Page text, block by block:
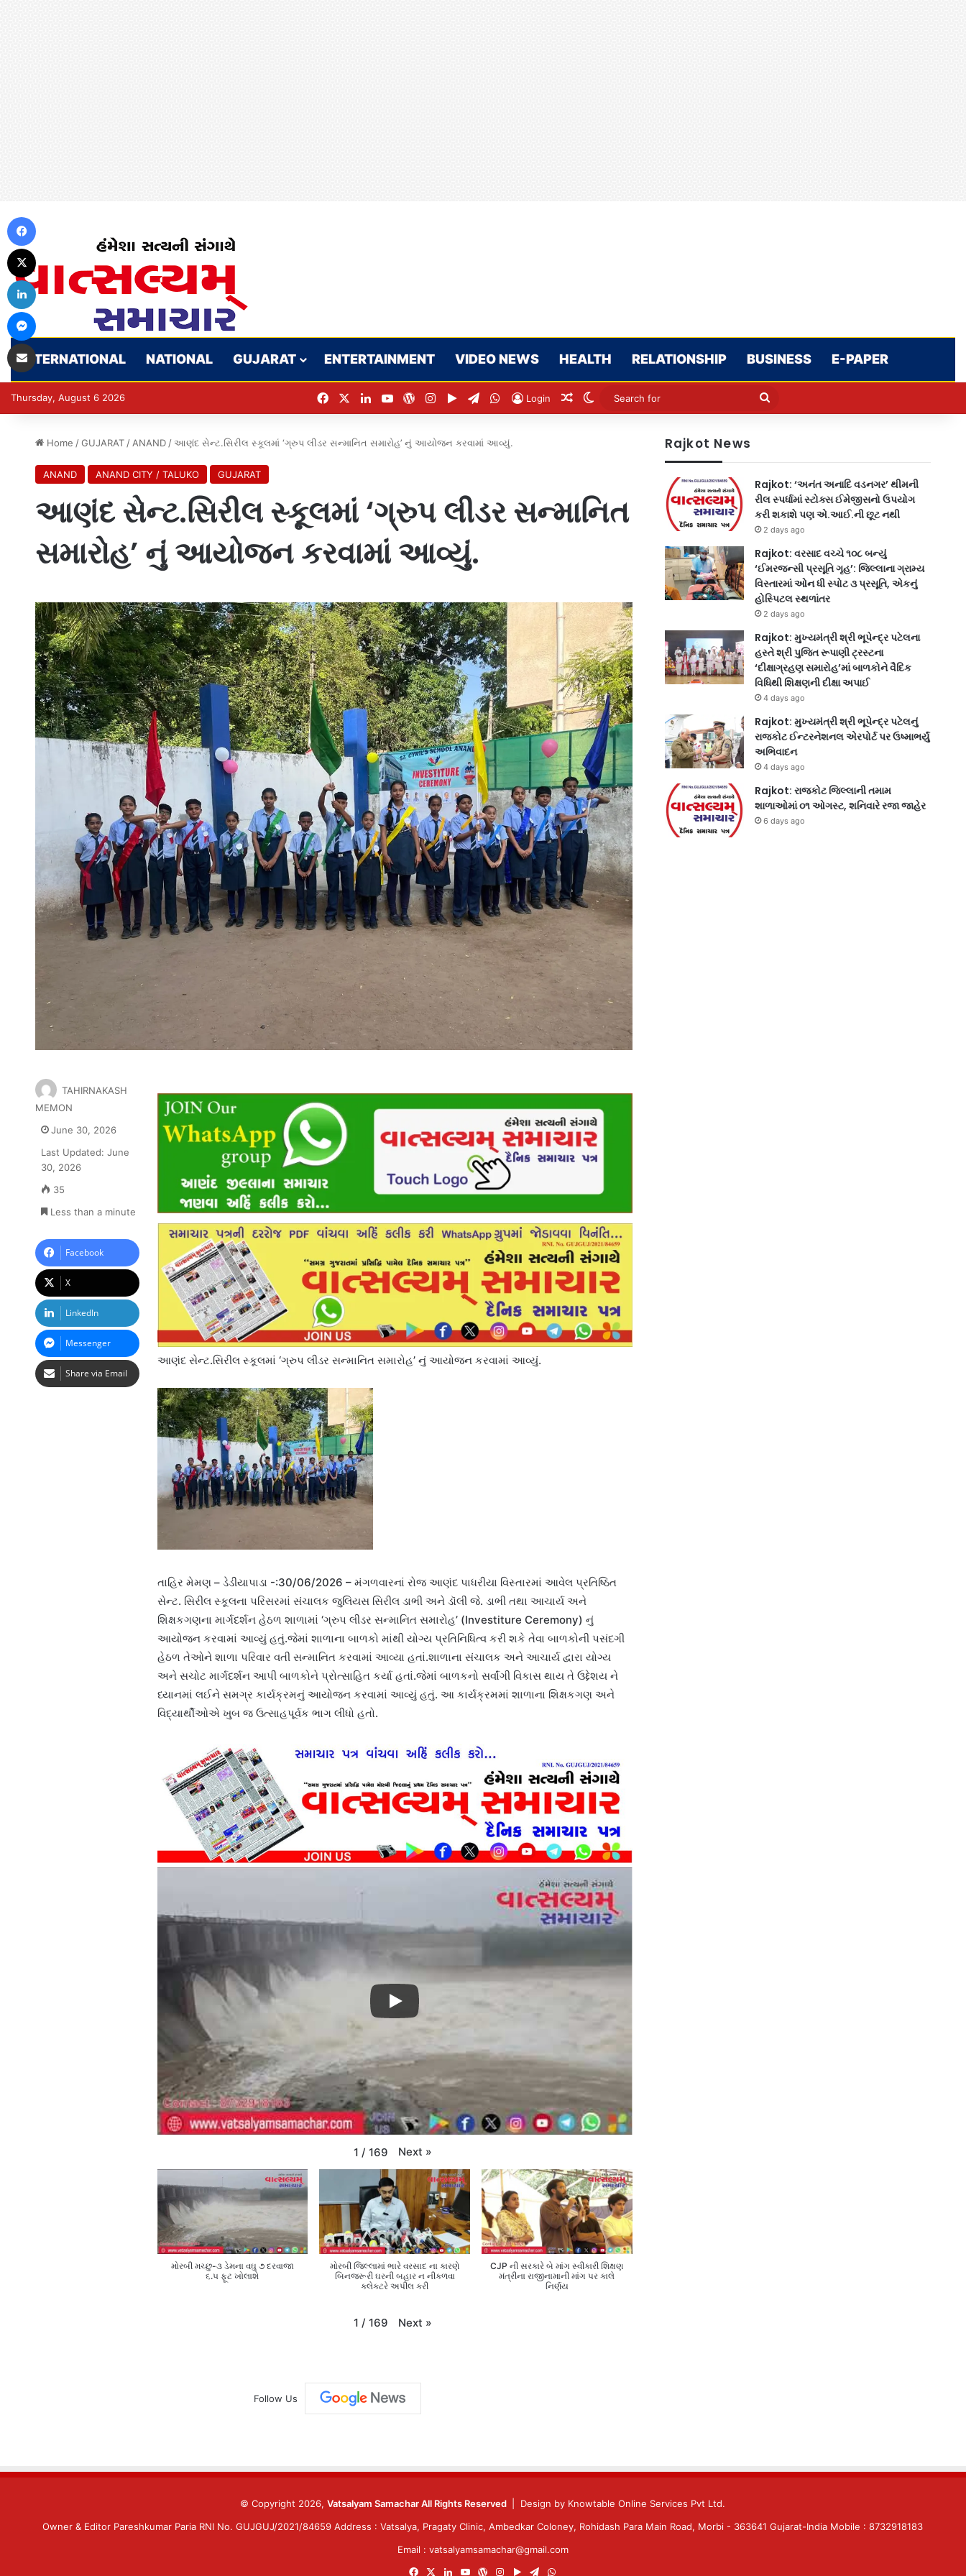
INTERNATIONAL NATIONAL GUJARAT ENTERTAINMENT VIDEO NEWS HEALTH RELATIONSHIP BUSINESS E-PAPER
Thursday, August 6 2026 FacebookLinkedInYouTubeWordPress
Instagram
Google Play
TelegramWhatsApp
Login Random Article
Switch skin
Search
Home / GUJARAT / ANAND / આણંદ સેન્ટ.સિરીલ સ્કૂલમાં ‘ગ્રુપ લીડર સન્માનિત સમારોહ’ નું આયોજન કરવામાં આવ્યું.
ANAND ANAND CITY / TALUKO GUJARAT
આણંદ સેન્ટ.સિરીલ સ્કૂલમાં ‘ગ્રુપ લીડર સન્માનિત
સમારોહ’ નું આયોજન કરવામાં આવ્યું.
આણંદ સેન્ટ.સિરીલ સ્કૂલમાં ‘ગ્રુપ લીડર સન્માનિત સમારોહ’ નું આયોજન કરવામાં આવ્યું.
તાહિર મેમણ – ડેડીયાપાડા -:30/06/2026 – મંગળવારનાં રોજ આણંદ પાધરીયા વિસ્તારમાં આવેલ પ્રતિષ્ઠિત
સેન્ટ. સિરીલ સ્કૂલના પરિસરમાં સંચાલક જુલિયસ સિરીલ ડાભી અને ડૉલી જે. ડાભી તથા આચાર્ય અને
શિક્ષકગણના માર્ગદર્શન હેઠળ શાળામાં ‘ગ્રુપ લીડર સન્માનિત સમારોહ’ (Investiture Ceremony) નું
આયોજન કરવામાં આવ્યું હતું.જેમાં શાળાના બાળકો માંથી યોગ્ય પ્રતિનિધિત્વ કરી શકે તેવા બાળકોની પસંદગી
હેઠળ તેઓને શાળા પરિવાર વતી સન્માનિત કરવામાં આવ્યા હતાં.શાળાના સંચાલક અને આચાર્ય દ્વારા યોગ્ય
અને સચોટ માર્ગદર્શન આપી બાળકોને પ્રોત્સાહિત કર્યા હતાં.જેમાં બાળકનો સર્વાંગી વિકાસ થાય તે ઉદ્દેશય ને
ધ્યાનમાં લઈને સમગ્ર કાર્યક્રમનું આયોજન કરવામાં આવ્યું હતું. આ કાર્યક્રમમાં શાળાના શિક્ષકગણ અને
વિદ્યાર્થીઓએ ખુબ જ ઉત્સાહપૂર્વક ભાગ લીધો હતો.
1 / 169 Next »
મોરબી મચ્છુ-૩ ડેમના વઘુ ૭ દરવાજા
૬.૫ ફૂટ ખોલાશે
મોરબી જિલ્લામાં ભારે વરસાદ ના કારણે
બિનજરૂરી ઘરની બહાર ન નીકળવા
કલેક્ટરે અપીલ કરી
CJP ની સરકારે બે માંગ સ્વીકારી શિક્ષણ
મંત્રીના રાજીનામાની માંગ પર કાલે
નિર્ણય
1 / 169 Next »
TAHIRNAKASH
MEMON
June 30, 2026
Last Updated: June
30, 2026
35
Less than a minute
Facebook
X
LinkedIn
Messenger
Share via Email
Follow Us
Rajkot News
Rajkot: ‘અનંત અનાદિ વડનગર’ થીમની
રીલ સ્પર્ધામાં સ્ટોક્સ ઈમેજીસનો ઉપયોગ
કરી શકાશે પણ એ.આઈ.ની છૂટ નથી
2 days ago
Rajkot: વરસાદ વચ્ચે ૧૦૮ બન્યું
‘ઈમરજન્સી પ્રસૂતિ ગૃહ’: જિલ્લાના ગ્રામ્ય
વિસ્તારમાં ઓન ધી સ્પોટ ૩ પ્રસૂતિ, એકનું
હોસ્પિટલ સ્થળાંતર
2 days ago
Rajkot: મુખ્યમંત્રી શ્રી ભૂપેન્દ્ર પટેલના
હસ્તે શ્રી પુજિત રૂપાણી ટ્રસ્ટના
‘દીક્ષાગ્રહણ સમારોહ’માં બાળકોને વૈદિક
વિધિથી શિક્ષણની દીક્ષા અપાઈ
4 days ago
Rajkot: મુખ્યમંત્રી શ્રી ભૂપેન્દ્ર પટેલનું
રાજકોટ ઈન્ટરનેશનલ એરપોર્ટ પર ઉષ્માભર્યું
અભિવાદન
4 days ago
Rajkot: રાજકોટ જિલ્લાની તમામ
શાળાઓમાં ૦૧ ઓગસ્ટ, શનિવારે રજા જાહેર
6 days ago
© Copyright 2026,Vatsalyam Samachar All Rights Reserved | Design by Knowtable Online Services Pvt Ltd.
Owner & Editor Pareshkumar Paria RNI No. GUJGUJ/2021/84659 Address : Vatsalya, Pragaty Clinic, Ambedkar Coloney, Rohidash Para Main Road, Morbi - 363641 Gujarat-India Mobile : 8732918183
Email : vatsalyamsamachar@gmail.com
FacebookLinkedInYouTubeWordPress
Instagram
GoogleTelegramWhatsApp
LinkedIn